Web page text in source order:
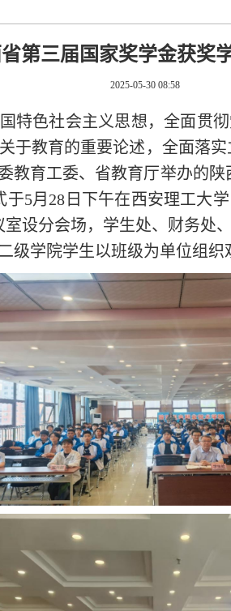
第三届国家奖学金获奖
2025-05-30 08:58
特色社会主义思想，全面贯
于教育的重要论述，全面落
教育工委、省教育厅举办的
5月28日下午在西安理工大
设分会场，学生处、财务处
级学院学生以班级为单位组织